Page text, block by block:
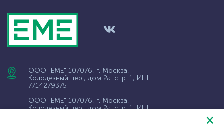
ООО "ЕМЕ" 107076, г. Москва,
Колодезный пер., дом 2а. стр. 1, ИНН
7714279375
ООО "ЕМЕ" 107076, г. Москва,
Колодезный пер., дом 2а. стр. 1, ИНН
×